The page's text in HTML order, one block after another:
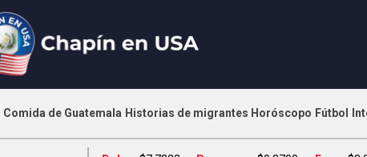
Comida de Guatemala Historias de migrantes Horóscopo Fútbol